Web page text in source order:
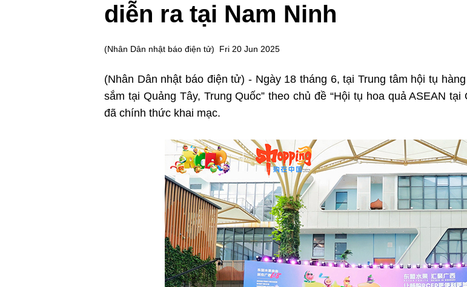
diễn ra tại Nam Ninh
(Nhân Dân nhật báo điện tử) Fri 20 Jun 2025
(Nhân Dân nhật báo điện tử) - Ngày 18 tháng 6, tại Trung tâm hội tụ
sắm tại Quảng Tây, Trung Quốc” theo chủ đề “Hội tụ hoa quả ASEAN
đã chính thức khai mạc.